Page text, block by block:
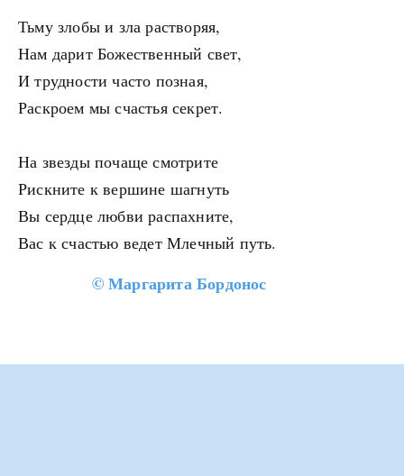
Тьму злобы и зла растворяя,
Нам дарит Божественный свет,
И трудности часто позная,
Раскроем мы счастья секрет.
На звезды почаще смотрите
Рискните к вершине шагнуть
Вы сердце любви распахните,
Вас к счастью ведет Млечный путь.
©Маргарита Бордонос